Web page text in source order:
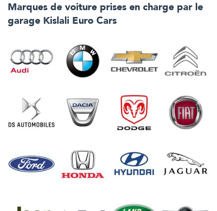
Marques de voiture prises en charge par le
garage Kislali Euro Cars